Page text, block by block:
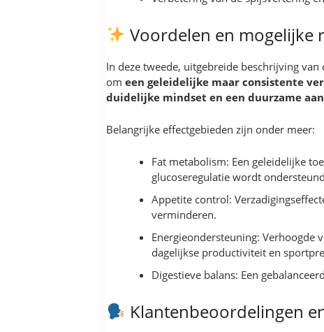
Voordelen en mogelijke
In deze tweede, uitgebreide beschrijving
om een geleidelijke maar consistente
duidelijke mindset en een duurzame
Belangrijke effectgebieden zijn onder meer:
Fat metabolism: Een geleidelijke
glucoseregulatie wordt
Appetite control:
verminderen.
Energieondersteuning: Verhoogde
dagelijkse productiviteit en
Digestieve balans: Een
Klantenbeoordelingen